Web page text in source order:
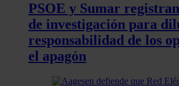
PSOE y Sumar
de investigación para
responsabilidad de los
el apagón